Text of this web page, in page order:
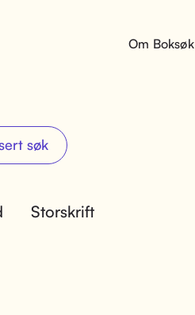
Om Boksøk
søk
Storskrift